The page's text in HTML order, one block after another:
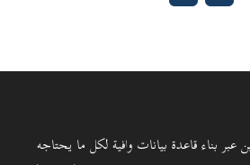
بناء قاعدة بيانات وافية لكل ما يحتاجه